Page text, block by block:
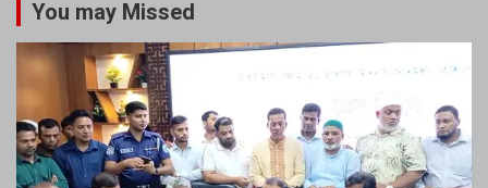
You may Missed